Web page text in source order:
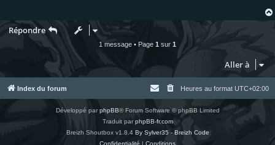
Répondre
1 message • Page 1 sur 1
Aller à
Index du forum Heures au format UTC+02:00
Développé parphpBB® Forum Software © phpBB Limited
Traduit parphpBB-fr.com
Breizh Shoutbox v1.8.4 By Sylver35 - Breizh Code
Confidentialité | Conditions